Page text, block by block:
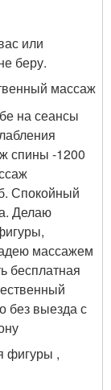
или
беру.
массаж
на сеансы
спины -1200
Спокойный
Делаю
массажем
бесплатная
без выезда с
фигуры ,